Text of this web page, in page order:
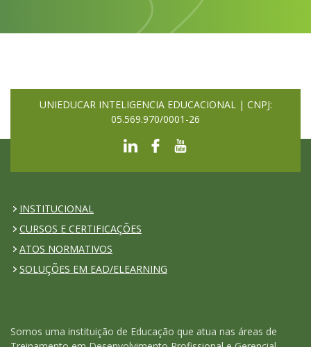
UNIEDUCAR INTELIGENCIA EDUCACIONAL | CNPJ:
05.569.970/0001-26
INSTITUCIONAL
CURSOS E CERTIFICAÇÕES
ATOS NORMATIVOS
SOLUÇÕES EM EAD/ELEARNING
Somos uma instituição de Educação que atua nas áreas de